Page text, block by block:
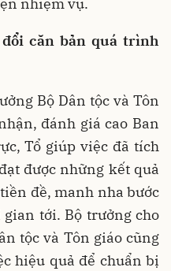
nhiệm vụ.
căn bản quá trình
Bộ Dân tộc và Tôn
đánh giá cao Ban
Tổ giúp việc đã tích
được những kết quả
đề, manh nha bước
tới. Bộ trưởng cho
tộc và Tôn giáo cũng
hiệu quả để chuẩn bị